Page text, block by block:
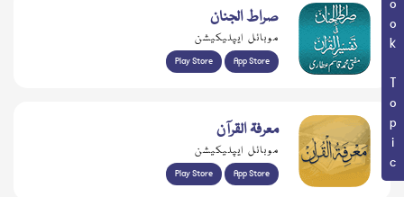
Book Topic صراط الجنان
موبائل ایپلیکیشن
Play Store App Store
معرفۃ القرآن
موبائل ایپلیکیشن
Play Store App Store